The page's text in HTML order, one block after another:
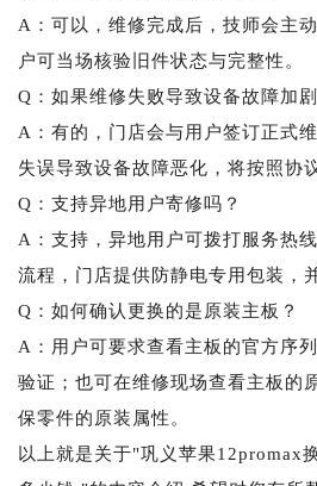
A：可以，维修完成后，技师会主
户可当场核验旧件状态与完整性。
Q：如果维修失败导致设备故障加
A：有的，门店会与用户签订正式
失误导致设备故障恶化，将按照协
Q：支持异地用户寄修吗？
A：支持，异地用户可拨打服务热
流程，门店提供防静电专用包装，
Q：如何确认更换的是原装主板？
A：用户可要求查看主板的官方序
验证；也可在维修现场查看主板的
保零件的原装属性。
以上就是关于"巩义苹果12promax